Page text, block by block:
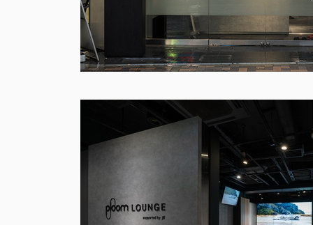
Client
Project :
プロダクト / プロモーション
企画 設計 施工